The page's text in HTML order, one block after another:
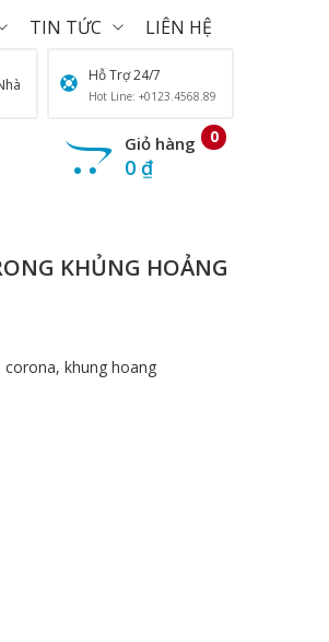
TIN TỨC LIÊN HỆ
Hỗ Trợ 24/7
Hot Line: +0123.4568.89
Giỏ hàng
0 ₫
0
KHỦNG HOẢNG
corona, khung hoang